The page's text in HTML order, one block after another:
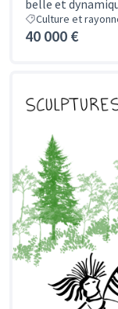
belle et
Culture et
40 000 €